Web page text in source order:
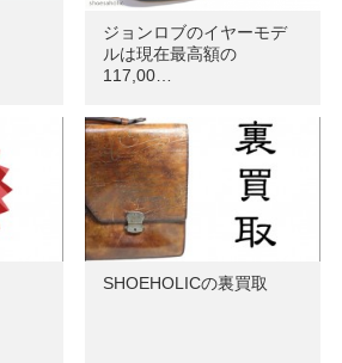
ジョンロブのイヤーモデ
ルは現在最高額の
117,00…
SHOEHOLICの裏買取